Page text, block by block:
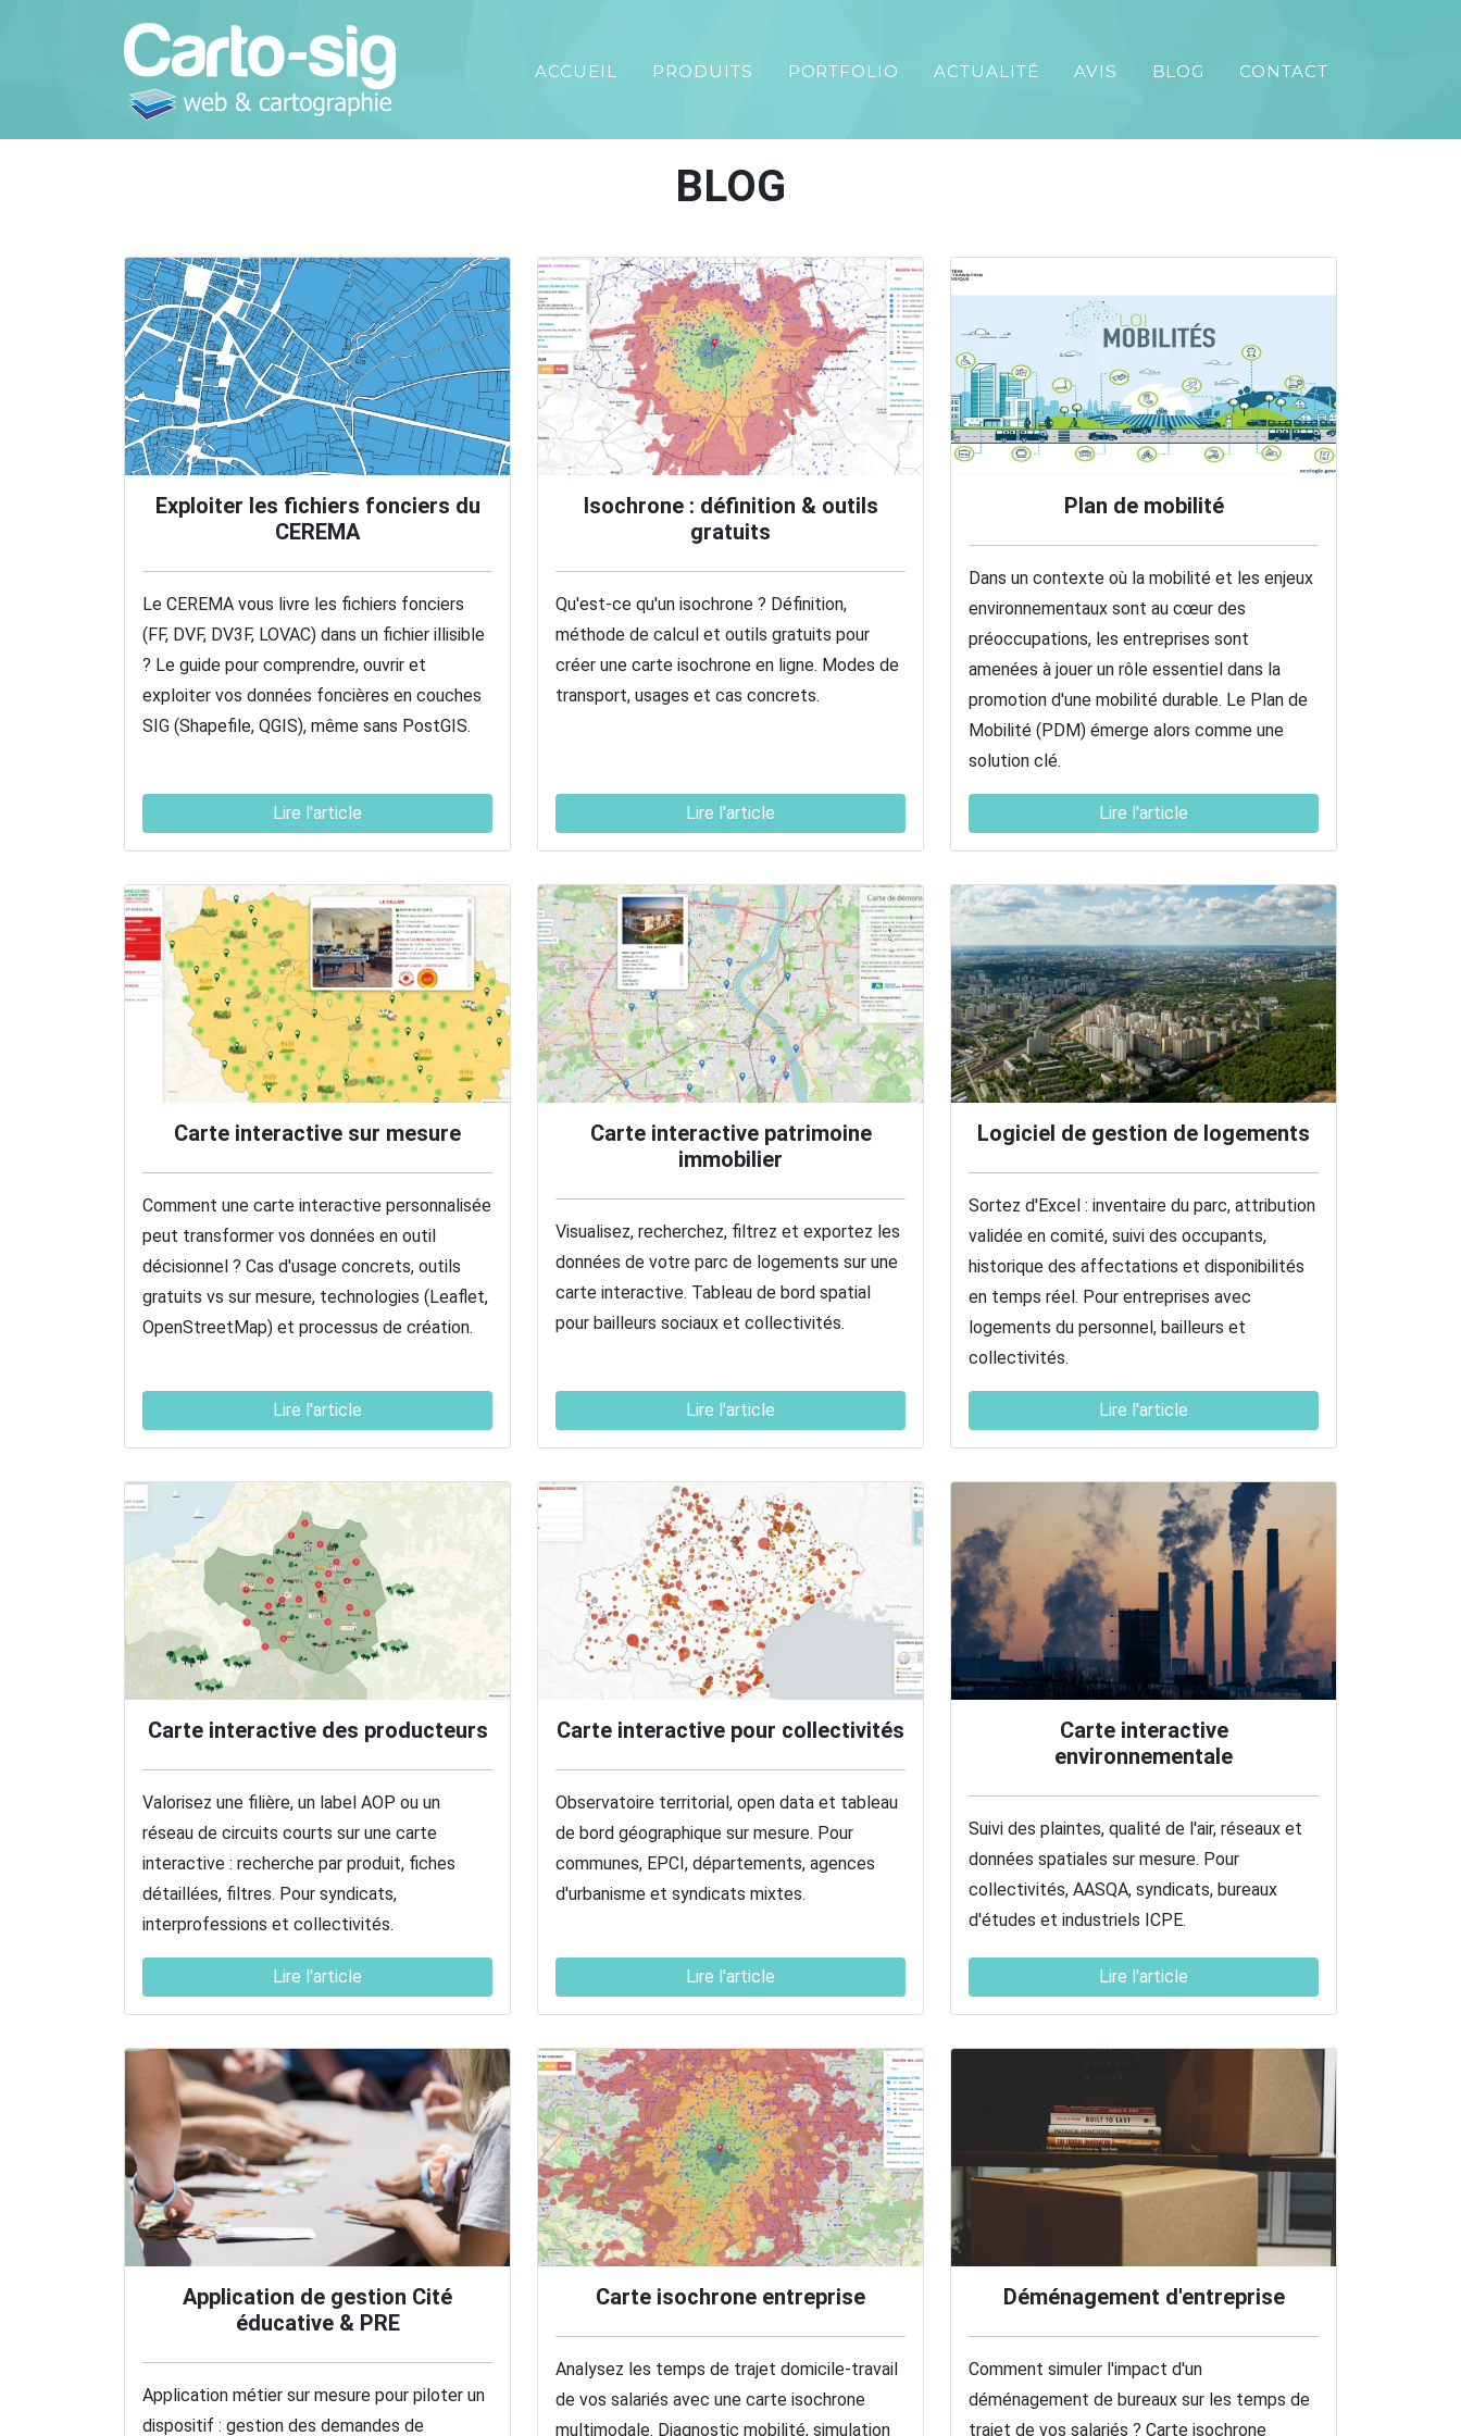
ACCUEIL PRODUITS PORTFOLIO ACTUALITÉ AVIS BLOG CONTACT
BLOG
Exploiter les fichiers fonciers du
CEREMA
Le CEREMA vous livre les fichiers fonciers
(FF, DVF, DV3F, LOVAC) dans un fichier illisible
? Le guide pour comprendre, ouvrir et
exploiter vos données foncières en couches
SIG (Shapefile, QGIS), même sans PostGIS.
Lire l'article
Isochrone : définition & outils
gratuits
Qu'est-ce qu'un isochrone ? Définition,
méthode de calcul et outils gratuits pour
créer une carte isochrone en ligne. Modes de
transport, usages et cas concrets.
Lire l'article
Plan de mobilité
Dans un contexte où la mobilité et les enjeux
environnementaux sont au cœur des
préoccupations, les entreprises sont
amenées à jouer un rôle essentiel dans la
promotion d'une mobilité durable. Le Plan de
Mobilité (PDM) émerge alors comme une
solution clé.
Lire l'article
Carte interactive sur mesure
Comment une carte interactive personnalisée
peut transformer vos données en outil
décisionnel ? Cas d'usage concrets, outils
gratuits vs sur mesure, technologies (Leaflet,
OpenStreetMap) et processus de création.
Lire l'article
Carte interactive patrimoine
immobilier
Visualisez, recherchez, filtrez et exportez les
données de votre parc de logements sur une
carte interactive. Tableau de bord spatial
pour bailleurs sociaux et collectivités.
Lire l'article
Logiciel de gestion de logements
Sortez d'Excel : inventaire du parc, attribution
validée en comité, suivi des occupants,
historique des affectations et disponibilités
en temps réel. Pour entreprises avec
logements du personnel, bailleurs et
collectivités.
Lire l'article
Carte interactive des producteurs
Valorisez une filière, un label AOP ou un
réseau de circuits courts sur une carte
interactive : recherche par produit, fiches
détaillées, filtres. Pour syndicats,
interprofessions et collectivités.
Lire l'article
Carte interactive pour collectivités
Observatoire territorial, open data et tableau
de bord géographique sur mesure. Pour
communes, EPCI, départements, agences
d'urbanisme et syndicats mixtes.
Lire l'article
Carte interactive
environnementale
Suivi des plaintes, qualité de l'air, réseaux et
données spatiales sur mesure. Pour
collectivités, AASQA, syndicats, bureaux
d'études et industriels ICPE.
Lire l'article
Application de gestion Cité
éducative & PRE
Application métier sur mesure pour piloter un
dispositif : gestion des demandes de
Carte isochrone entreprise
Analysez les temps de trajet domicile-travail
de vos salariés avec une carte isochrone
multimodale. Diagnostic mobilité, simulation
Déménagement d'entreprise
Comment simuler l'impact d'un
déménagement de bureaux sur les temps de
trajet de vos salariés ? Carte isochrone